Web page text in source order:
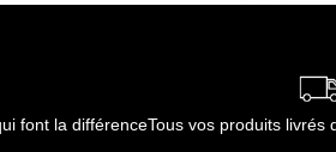
font la différenceTous vos produits livrés